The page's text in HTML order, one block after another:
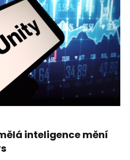
inteligence mění